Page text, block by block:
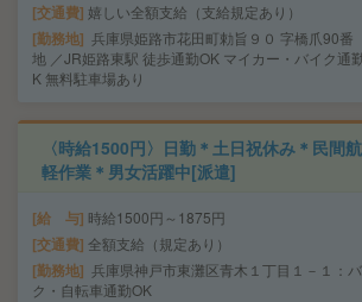
交通費 嬉しい全額支給（支給規定あり）
勤務地 兵庫県姫路市花田町勅旨９０ 字橋爪90番
地 ／JR姫路東駅 徒歩通勤OK マイカー・バイク通
K 無料駐車場あり
〈時給1500円〉日勤＊土日祝休み＊民間
軽作業＊男女活躍中[派遣]
給 与 時給1500円～1875円
交通費 全額支給（規定あり）
勤務地 兵庫県神戸市東灘区青木１丁目１－１：
ク・自転車通勤OK